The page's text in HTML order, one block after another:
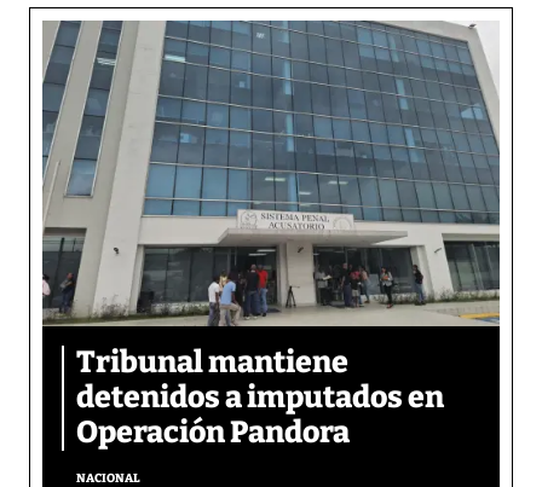
Tribunal mantiene
detenidos a imputados en
Operación Pandora
NACIONAL